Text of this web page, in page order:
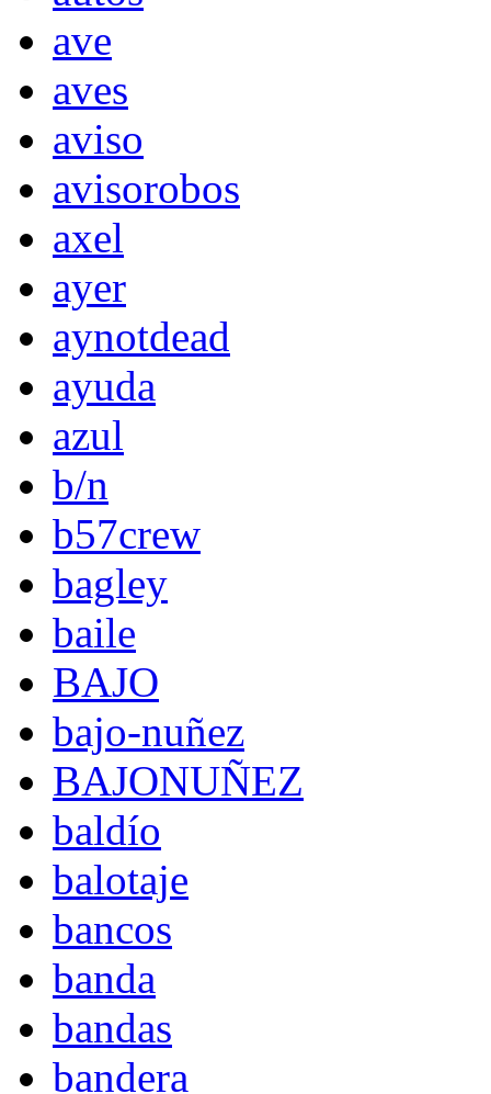
ave
aves
aviso
avisorobos
axel
ayer
aynotdead
ayuda
azul
b/n
b57crew
bagley
baile
BAJO
bajo-nuñez
BAJONUÑEZ
baldío
balotaje
bancos
banda
bandas
bandera